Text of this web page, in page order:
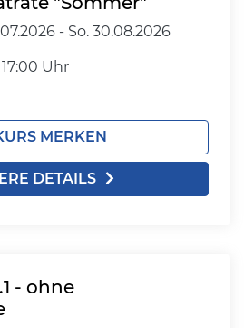
- So. 30.08.2026
17:00 Uhr
MERKEN
DETAILS
- ohne